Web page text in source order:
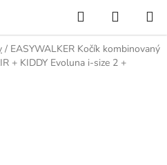
Hľadať
KOŠÍK
/ EASYWALKER Kočík kombinovaný
+ KIDDY Evoluna i-size 2 +